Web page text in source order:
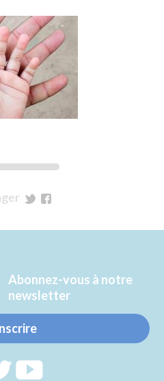
Twitter
Facebook
Abonnez-vous à notre
newsletter
Rejoignez